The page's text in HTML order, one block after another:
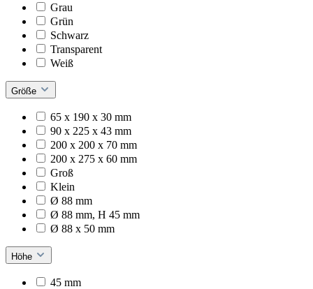
Grau
Grün
Schwarz
Transparent
Weiß
Größe
65 x 190 x 30 mm
90 x 225 x 43 mm
200 x 200 x 70 mm
200 x 275 x 60 mm
Groß
Klein
Ø 88 mm
Ø 88 mm, H 45 mm
Ø 88 x 50 mm
Höhe
45 mm